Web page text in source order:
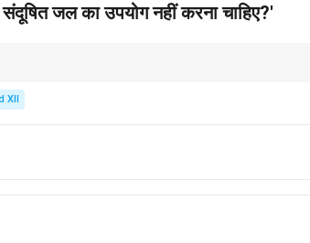
जल का उपयोग नहीं करना चाहिए?'
XII